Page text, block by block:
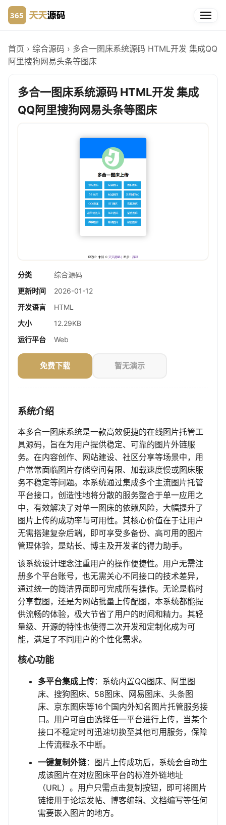
首页 › 综合源码 › 多合一图床系统源码 HTML开发 集成QQ
阿里搜狗网易头条等图床
多合一图床系统源码 HTML开发 集成
QQ阿里搜狗网易头条等图床
分类
综合源码
更新时间
2026-01-12
开发语言
HTML
大小
12.29KB
运行平台
Web
免费下载 暂无演示
系统介绍
本多合一图床系统是一款高效便捷的在线图片托管工
具源码，旨在为用户提供稳定、可靠的图片外链服
务。在内容创作、网站建设、社区分享等场景中，用
户常常面临图片存储空间有限、加载速度慢或图床服
务不稳定等问题。本系统通过集成多个主流图片托管
平台接口，创造性地将分散的服务整合于单一应用之
中，有效解决了对单一图床的依赖风险，大幅提升了
图片上传的成功率与可用性。其核心价值在于让用户
无需搭建复杂后端，即可享受多备份、高可用的图片
管理体验，是站长、博主及开发者的得力助手。
该系统设计理念注重用户的操作便捷性。用户无需注
册多个平台账号，也无需关心不同接口的技术差异，
通过统一的简洁界面即可完成所有操作。无论是临时
分享截图，还是为网站批量上传配图，本系统都能提
供流畅的体验，极大节省了用户的时间和精力。其轻
量级、开源的特性也使得二次开发和定制化成为可
能，满足了不同用户的个性化需求。
核心功能
多平台集成上传：系统内置QQ图床、阿里图
床、搜狗图床、58图床、网易图床、头条图
床、京东图床等16个国内外知名图片托管服务接
口。用户可自由选择任一平台进行上传，当某个
接口不稳定时可迅速切换至其他可用服务，保障
上传流程永不中断。
一键复制外链：图片上传成功后，系统会自动生
成该图片在对应图床平台的标准外链地址
（URL）。用户只需点击复制按钮，即可将图片
链接用于论坛发帖、博客编辑、文档编写等任何
需要嵌入图片的地方。